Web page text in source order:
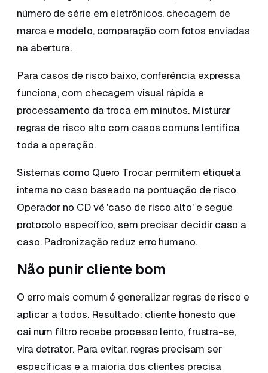
número de série em eletrônicos, checagem de
marca e modelo, comparação com fotos enviadas
na abertura.
Para casos de risco baixo, conferência expressa
funciona, com checagem visual rápida e
processamento da troca em minutos. Misturar
regras de risco alto com casos comuns lentifica
toda a operação.
Sistemas como Quero Trocar permitem etiqueta
interna no caso baseado na pontuação de risco.
Operador no CD vê 'caso de risco alto' e segue
protocolo específico, sem precisar decidir caso a
caso. Padronização reduz erro humano.
Não punir cliente bom
O erro mais comum é generalizar regras de risco e
aplicar a todos. Resultado: cliente honesto que
cai num filtro recebe processo lento, frustra-se,
vira detrator. Para evitar, regras precisam ser
específicas e a maioria dos clientes precisa